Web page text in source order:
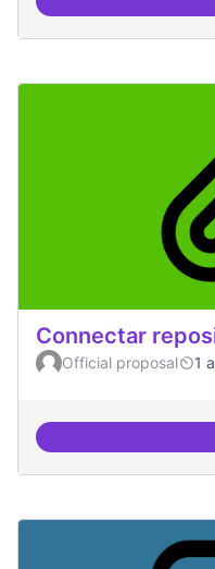
Connectar
Official proposal 1